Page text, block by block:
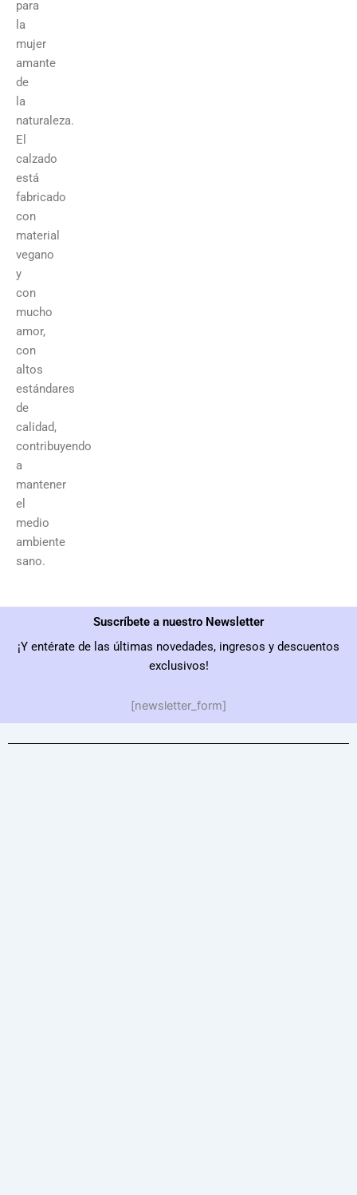
para
la
mujer
amante
de
la
naturaleza.
El
calzado
está
fabricado
con
material
vegano
y
con
mucho
amor,
con
altos
estándares
de
calidad,
contribuyendo
a
mantener
el
medio
ambiente
sano.
Suscríbete a nuestro Newsletter
¡Y entérate de las últimas novedades, ingresos y descuentos
exclusivos!
[newsletter_form]